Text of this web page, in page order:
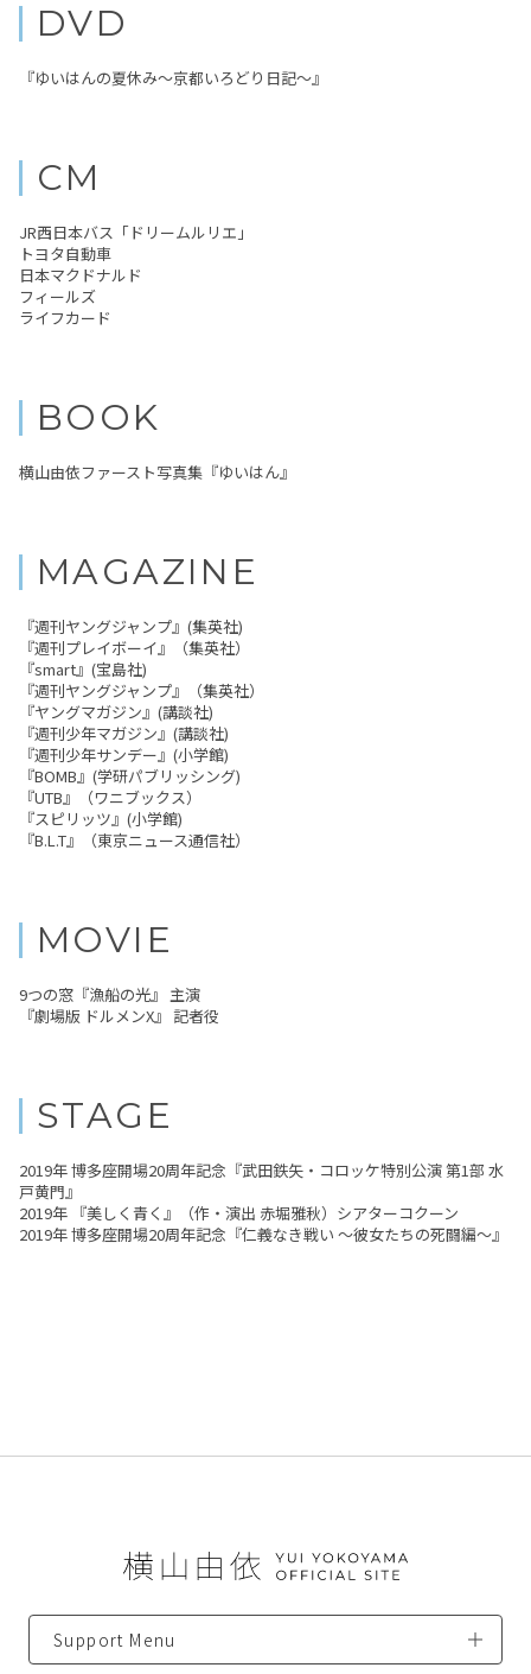
DVD
『ゆいはんの夏休み～京都いろどり日記～』
CM
JR西日本バス「ドリームルリエ」
トヨタ自動車
日本マクドナルド
フィールズ
ライフカード
BOOK
横山由依ファースト写真集『ゆいはん』
MAGAZINE
『週刊ヤングジャンプ』(集英社)
『週刊プレイボーイ』（集英社）
『smart』(宝島社)
『週刊ヤングジャンプ』（集英社）
『ヤングマガジン』(講談社)
『週刊少年マガジン』(講談社)
『週刊少年サンデー』(小学館)
『BOMB』(学研パブリッシング)
『UTB』（ワニブックス）
『スピリッツ』(小学館)
『B.L.T』（東京ニュース通信社）
MOVIE
9つの窓『漁船の光』 主演
『劇場版 ドルメンX』 記者役
STAGE
2019年 博多座開場20周年記念『武田鉄矢・コロッケ特別公演 第1部 水
戸黄門』
2019年 『美しく青く』（作・演出 赤堀雅秋）シアターコクーン
2019年 博多座開場20周年記念『仁義なき戦い ～彼女たちの死闘編～』
Support Menu